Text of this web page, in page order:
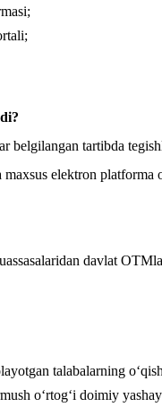
belgilangan tartibda
elektron platforma
davlat
talabalarning
o‘rtog‘i doimiy